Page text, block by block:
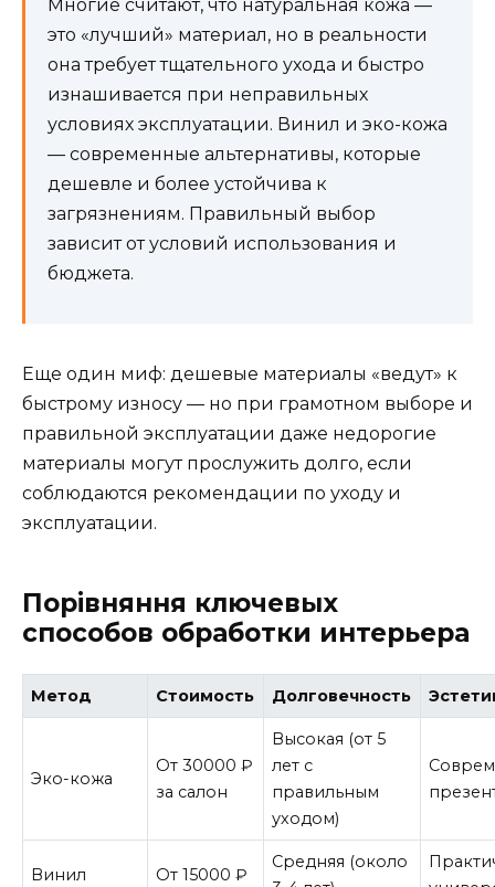
Многие считают, что натуральная кожа —
это «лучший» материал, но в реальности
она требует тщательного ухода и быстро
изнашивается при неправильных
условиях эксплуатации. Винил и эко-кожа
— современные альтернативы, которые
дешевле и более устойчива к
загрязнениям. Правильный выбор
зависит от условий использования и
бюджета.
Еще один миф: дешевые материалы «ведут» к
быстрому износу — но при грамотном выборе и
правильной эксплуатации даже недорогие
материалы могут прослужить долго, если
соблюдаются рекомендации по уходу и
эксплуатации.
Порівняння ключевых
способов обработки интерьера
Метод Стоимость Долговечность
Эко-кожа
От 30000 ₽
за салон
Высокая (от 5
лет с
правильным
уходом)
Винил От 15000 ₽
Средняя (около